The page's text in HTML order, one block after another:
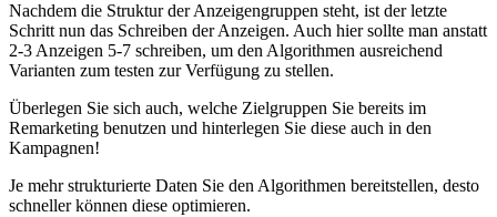
Nachdem die Struktur der Anzeigengruppen steht, ist der letzte
Schritt nun das Schreiben der Anzeigen. Auch hier sollte man anstatt
2-3 Anzeigen 5-7 schreiben, um den Algorithmen ausreichend
Varianten zum testen zur Verfügung zu stellen.
Überlegen Sie sich auch, welche Zielgruppen Sie bereits im
Remarketing benutzen und hinterlegen Sie diese auch in den
Kampagnen!
Je mehr strukturierte Daten Sie den Algorithmen bereitstellen, desto
schneller können diese optimieren.